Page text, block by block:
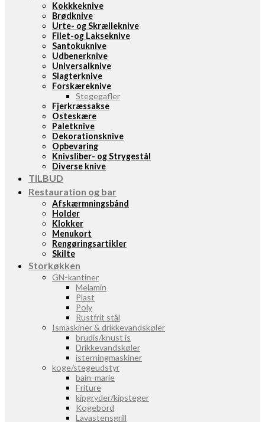
Kokkkeknive
Brødknive
Urte- og Skrælleknive
Filet-og Lakseknive
Santokuknive
Udbenerknive
Universalknive
Slagterknive
Forskæreknive
Stegegafler
Fjerkræssakse
Osteskære
Paletknive
Dekorationsknive
Opbevaring
Knivsliber- og Strygestål
Diverse knive
TILBUD
Restauration og bar
Afskærmningsbånd
Holder
Klokker
Menukort
Rengøringsartikler
Skilte
Storkøkken
GN-kantiner
Melamin
Plast
Poly
Rustfrit stål
Ismaskiner & drikkevandskøler
brudis/knust is
Drikkevandskøler
isterningmaskiner
koge/stegeudstyr
bain-marie
Friture
kipgryder/kipsteger
Kogebord
Lavastensgrill